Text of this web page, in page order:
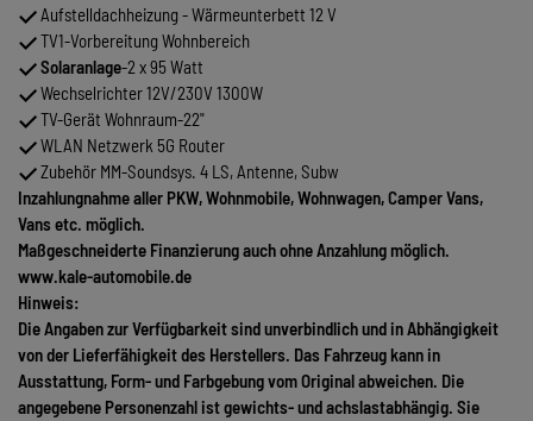
Aufstelldachheizung - Wärmeunterbett 12 V
TV1-Vorbereitung Wohnbereich
Solaranlage-2 x 95 Watt
Wechselrichter 12V/230V 1300W
TV-Gerät Wohnraum-22"
WLAN Netzwerk 5G Router
Zubehör MM-Soundsys. 4 LS, Antenne, Subw
Inzahlungnahme aller PKW, Wohnmobile, Wohnwagen, Camper Vans,
Vans etc. möglich.
Maßgeschneiderte Finanzierung auch ohne Anzahlung möglich.
www.kale-automobile.de
Hinweis:
Die Angaben zur Verfügbarkeit sind unverbindlich und in Abhängigkeit
von der Lieferfähigkeit des Herstellers. Das Fahrzeug kann in
Ausstattung, Form- und Farbgebung vom Original abweichen. Die
angegebene Personenzahl ist gewichts- und achslastabhängig. Sie